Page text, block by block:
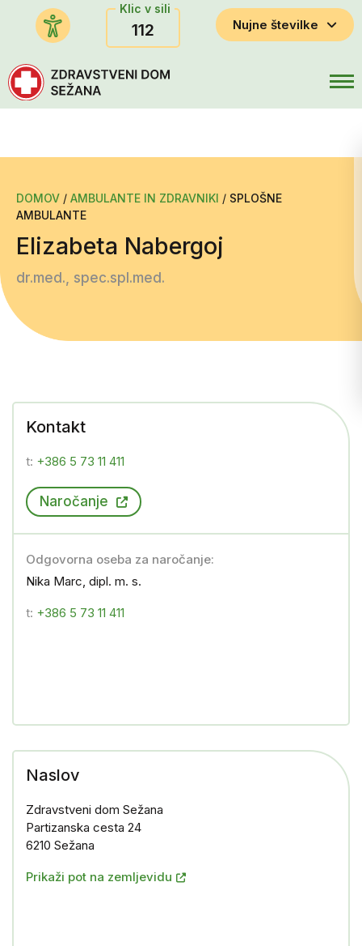
Klic v sili
112 Nujne številke
DOMOV / AMBULANTE IN ZDRAVNIKI / SPLOŠNE
AMBULANTE
Elizabeta Nabergoj
dr.med., spec.spl.med.
Kontakt
t: +386 5 73 11 411
Naročanje
Odgovorna oseba za naročanje:
Nika Marc, dipl. m. s.
t: +386 5 73 11 411
Naslov
Zdravstveni dom Sežana
Partizanska cesta 24
6210 Sežana
Prikaži pot na zemljevidu